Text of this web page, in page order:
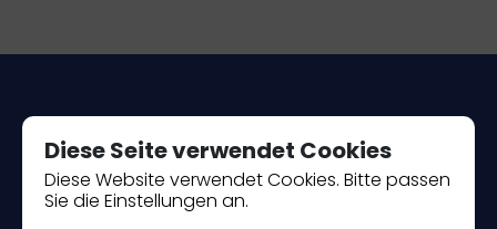
Diese Seite verwendet Cookies
Diese Website verwendet Cookies. Bitte passen
Sie die Einstellungen an.
Piantade 41, 52440 Poreč